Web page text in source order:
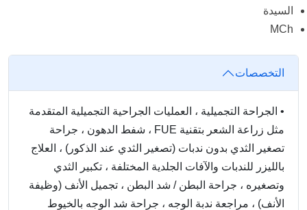
السيدة
MCh
التخصصات
• الجراحة التجميلية ، العمليات الجراحية التجميلية المتقدمة
مثل زراعة الشعر بتقنية FUE ، شفط الدهون ، جراحة
تصغير الثدي بدون ندبات (تصغير الثدي عند الذكور) ، العلاج
بالليزر للندبات والآفات الجلدية المختلفة ، تكبير الثدي
وتصغيره ، جراحة البطن / شد البطن ، تجميل الأنف (وظيفة
الأنف) ، مراجعة ندبة الوجه ، جراحة شد الوجه بالخيوط